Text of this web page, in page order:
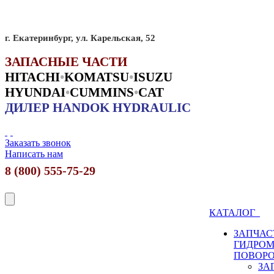
г. Екатеринбург, ул. Карельская, 52
ЗАПАСНЫЕ ЧАСТИ
HITACHI•KOMATSU•ISUZU
HYUNDAI•CUMMINS•CAT
ДИЛЕР HANDOK HYDRAULIC
Заказать звонок
Написать нам
8 (800) 555-75-29
КАТАЛОГ